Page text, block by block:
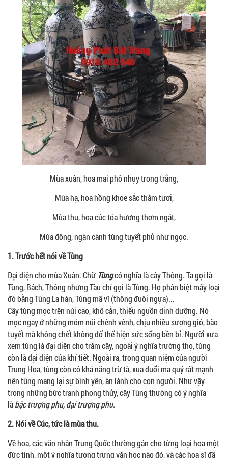
Mùa xuân, hoa mai phô nhụy trong trắng,
Mùa hạ, hoa hồng khoe sắc thắm tươi,
Mùa thu, hoa cúc tỏa hương thơm ngát,
Mùa đông, ngàn cành tùng tuyết phủ như ngọc.
1. Trước hết nói về Tùng
Đại diện cho mùa Xuân. Chữ Tùngcó nghĩa là cây Thông. Ta gọi là
Tùng, Bách, Thông nhưng Tàu chỉ gọi là Tùng. Họ phân biệt mấy loại
đó bằng Tùng La hán, Tùng mã vĩ (thông đuôi ngựa)...
Cây tùng mọc trên núi cao, khô cằn, thiếu nguồn dinh dưỡng. Nó
mọc ngay ở những mỏm núi chênh vênh, chịu nhiều sương gió, bão
tuyết mà không chết không đổ thể hiện sức sống bền bỉ. Người xưa
xem tùng là đại diện cho trăm cây, ngoài ý nghĩa trường thọ, tùng
còn là đại diện của khí tiết. Ngoài ra, trong quan niệm của người
Trung Hoa, tùng còn có khả năng trừ tà, xua đuổi ma quỷ rất mạnh
nên tùng mang lại sự bình yên, àn lành cho con người. Như vậy
trong những bức tranh phong thủy, cây Tùng thường có ý nghĩa
làbậc trượng phu, đại trượng phu.
2. Nói về Cúc, tức là mùa thu.
Về hoa, các văn nhân Trung Quốc thường gán cho từng loại hoa một
đức tính, một ý nghĩa tượng trưng văn học nào đó, và các họa sĩ đã